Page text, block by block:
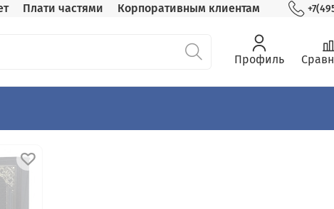
Плати частями Корпоративным клиентам
Профиль